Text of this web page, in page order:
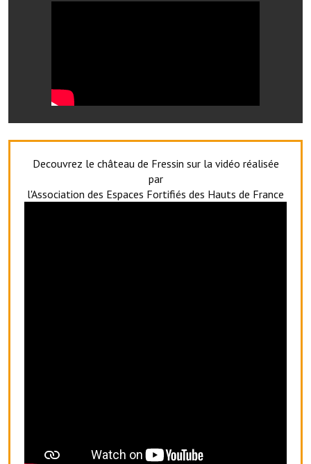
Exploitants agricoles
Agents immobiliers
Réserver une salle
Le foyer rural
Decouvrez le château de Fressin sur la vidéo réalisée
par
l'Association des Espaces Fortifiés des Hauts de France